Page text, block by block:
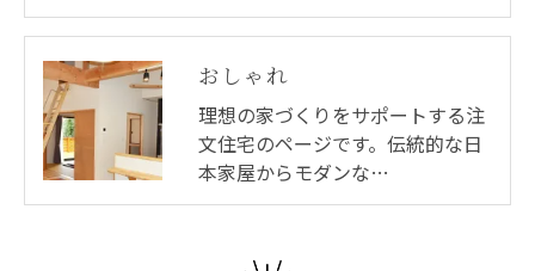
おしゃれ
理想の家づくりをサポートする注
文住宅のページです。伝統的な日
本家屋からモダンな…